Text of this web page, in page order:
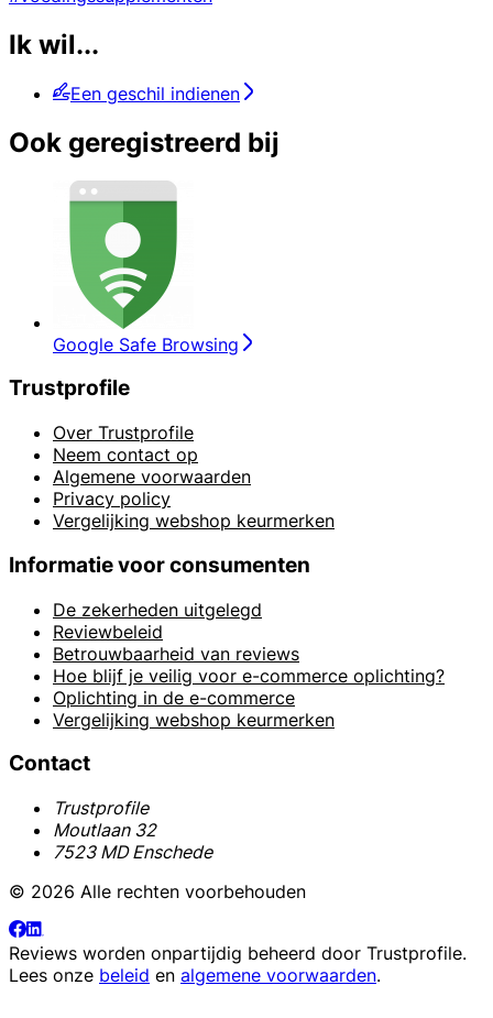
Ik wil...
Een geschil indienen
Ook geregistreerd bij
Google Safe Browsing
Trustprofile
Over Trustprofile
Neem contact op
Algemene voorwaarden
Privacy policy
Vergelijking webshop keurmerken
Informatie voor consumenten
De zekerheden uitgelegd
Reviewbeleid
Betrouwbaarheid van reviews
Hoe blijf je veilig voor e-commerce oplichting?
Oplichting in de e-commerce
Vergelijking webshop keurmerken
Contact
Trustprofile
Moutlaan 32
7523 MD Enschede
© 2026 Alle rechten voorbehouden
Reviews worden onpartijdig beheerd door Trustprofile.
Lees onze beleid en algemene voorwaarden.